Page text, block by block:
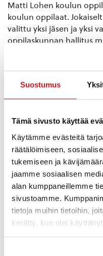
Suostumus
Tämä sivusto käyttää
Käytämme evästeitä
räätälöimiseen,
tukemiseen ja
jaamme sosiaalisen
alan kumppaneillemme
sivustoamme.
tietoja muihin tietoihin,
kerätty, kun olet
Matti Lohen koulun
koulun oppilaat.
valittu yksi jäsen ja yksi
oppilaskunnan hallitus
Alakoulun ja yläkoulun
yhdessä vastuussa
Oppilaskunnan hallitus
Kaikki oppilaat voivat
oppilaskunnan
Oppilaskunnan hallitus
kouluun ja
lisäksi hallituksella on
esimerkiksi erilaisia
tapahtumia.
Oppilaskunnan hallitus
oppituntien aikana.